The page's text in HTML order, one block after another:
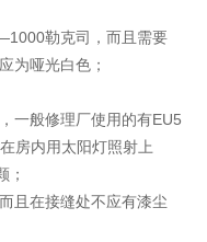
勒克司，而且需要
为哑光白色；
一般修理厂使用的有EU5
房内用太阳灯照射上
；
且在接缝处不应有漆尘